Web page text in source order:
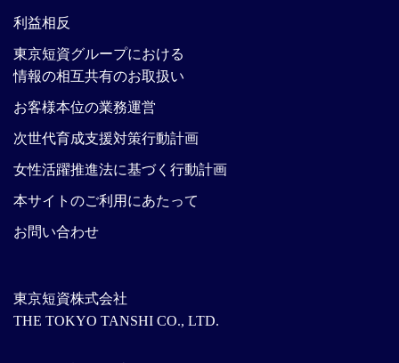
東京短資株式会社
THE TOKYO TANSHI CO., LTD.
利益相反
東京短資グループにおける
情報の相互共有のお取扱い
お客様本位の業務運営
次世代育成支援対策行動計画
女性活躍推進法に基づく行動計画
本サイトのご利用にあたって
お問い合わせ